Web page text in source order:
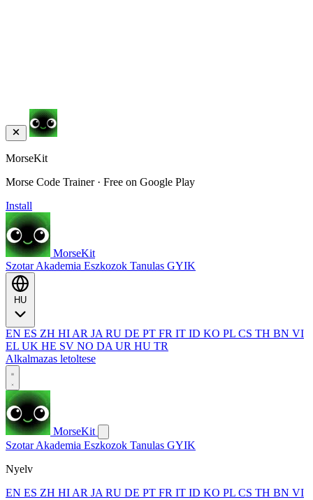
MorseKit
Morse Code Trainer · Free on Google Play
Install
MorseKit
SzotarAkademia Eszkozok Tanulas GYIK
EN ES ZH HI AR JA RU DE PT FR IT ID KO PL CS TH BN VI
EL UK HE SV NO DA UR HU TR
Alkalmazas letoltese
MorseKit
SzotarAkademia Eszkozok Tanulas GYIK
Nyelv
EN ES ZH HI AR JA RU DE PT FR IT ID KO PL CS TH BN VI